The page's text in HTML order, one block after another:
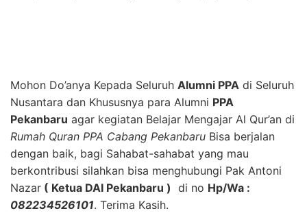
Mohon Do’anya Kepada Seluruh Alumni PPA di Seluruh
Nusantara dan Khususnya para Alumni PPA
Pekanbaru agar kegiatan Belajar Mengajar Al Qur’an di
Rumah Quran PPA Cabang Pekanbaru Bisa berjalan
dengan baik, bagi Sahabat-sahabat yang mau
berkontribusi silahkan bisa menghubungi Pak Antoni
Nazar ( Ketua DAI Pekanbaru ) di no Hp/Wa :
082234526101. Terima Kasih.